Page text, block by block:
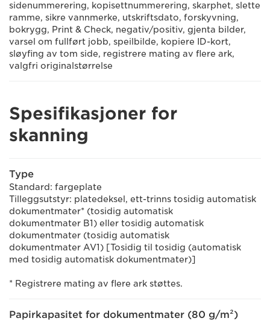
sidenummerering, kopisettnummerering, skarphet, slette
ramme, sikre vannmerke, utskriftsdato, forskyvning,
bokrygg, Print & Check, negativ/positiv, gjenta bilder,
varsel om fullført jobb, speilbilde, kopiere ID-kort,
sløyfing av tom side, registrere mating av flere ark,
valgfri originalstørrelse
Spesifikasjoner for
skanning
Type
Standard: fargeplate
Tilleggsutstyr: platedeksel, ett-trinns tosidig automatisk
dokumentmater* (tosidig automatisk
dokumentmater B1) eller tosidig automatisk
dokumentmater (tosidig automatisk
dokumentmater AV1) [Tosidig til tosidig (automatisk
med tosidig automatisk dokumentmater)]
* Registrere mating av flere ark støttes.
Papirkapasitet for dokumentmater (80 g/m²)